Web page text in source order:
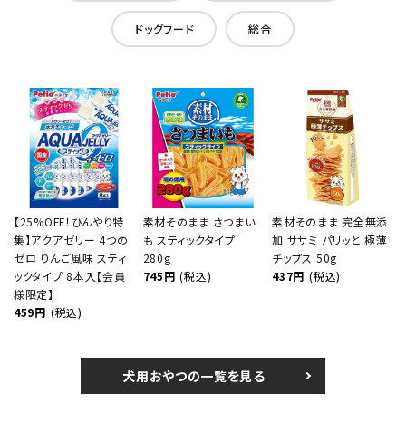
ドッグフード 総合
【25%OFF！ひんやり特
集】アクアゼリー 4つの
ゼロ りんご風味 スティ
ックタイプ 8本入【会員
様限定】
459円 (税込)
素材そのまま さつまい
も スティックタイプ
280g
745円 (税込)
素材そのまま 完全無添
加 ササミ パリッと 極薄
チップス 50g
437円 (税込)
犬用おやつの一覧を見る